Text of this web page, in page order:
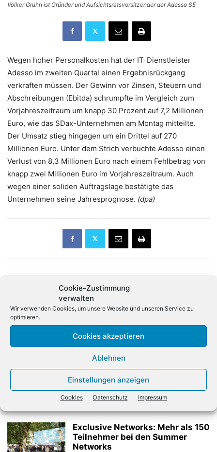
Cookie-Zustimmung
verwalten
Wir verwenden Cookies, um unsere Website und unseren Service zu
optimieren.
Cookies akzeptieren
Ablehnen
Einstellungen anzeigen
Cookies Datenschutz Impressum
Volker Gruhn ist Gründer und Aufsichtsratsvorsitzender der Adesso SE
Wegen hoher Personalkosten hat der IT-Dienstleister
Adesso im zweiten Quartal einen Ergebnisrückgang
verkraften müssen. Der Gewinn vor Zinsen, Steuern und
Abschreibungen (Ebitda) schrumpfte im Vergleich zum
Vorjahreszeitraum um knapp 30 Prozent auf 7,2 Millionen
Euro, wie das SDax-Unternehmen am Montag mitteilte.
Der Umsatz stieg hingegen um ein Drittel auf 270
Millionen Euro. Unter dem Strich verbuchte Adesso einen
Verlust von 8,3 Millionen Euro nach einem Fehlbetrag von
knapp zwei Millionen Euro im Vorjahreszeitraum. Auch
wegen einer soliden Auftragslage bestätigte das
Unternehmen seine Jahresprognose. (dpa)
Suse ernennt neuen
Finanzchef
neu über Sicherheit
Verwandte Artikel
Also unterstützt beim Ausbau
des Lenovo-Geschäfts
DISTRIBUTION
Exclusive Networks: Mehr als 150
Teilnehmer bei den Summer
Networks